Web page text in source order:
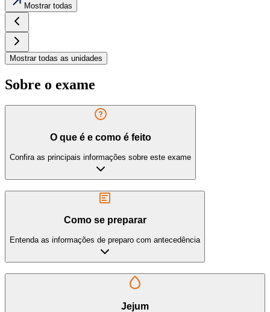
Mostrar todas
Mostrar todas as unidades
Sobre o exame
O que é e como é feito
Confira as principais informações sobre este exame
Como se preparar
Entenda as informações de preparo com antecedência
Jejum